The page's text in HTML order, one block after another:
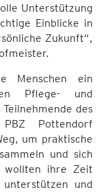
Unterstützung
Einblicke in
Zukunft“,
Menschen ein
Pflege- und
des
Pottendorf
um praktische
und sich
wollten ihre Zeit
und